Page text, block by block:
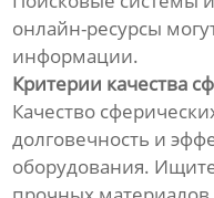
онлайн-ресурсы
информации.
Критерии качества
Качество
долговечность и
оборудования.